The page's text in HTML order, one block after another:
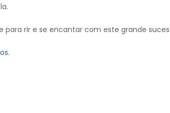
para rir e se encantar com este grande